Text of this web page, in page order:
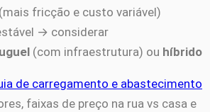
(mais fricção e custo variável)
→ considerar
(com infraestrutura) ou híbrido
de carregamento e abastecimento
faixas de preço na rua vs casa e